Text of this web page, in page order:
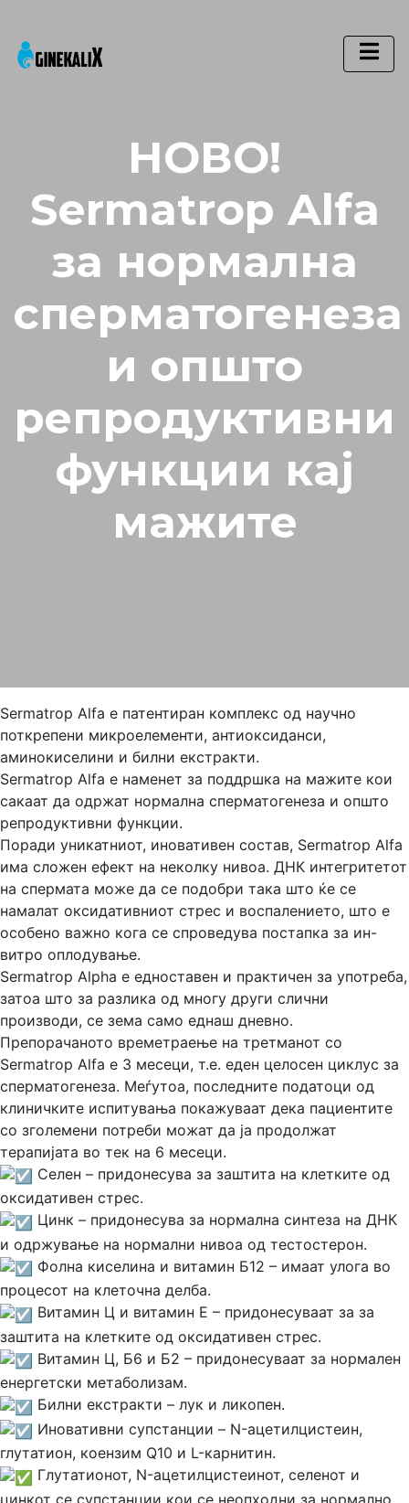
Main Navigation
НОВО!
Sermatrop Alfa
за нормална
сперматогенеза
и општо
репродуктивни
функции кај
мажите
Sermatrop Alfa е патентиран комплекс од научно
поткрепени микроелементи, антиоксиданси,
аминокиселини и билни екстракти.
Sermatrop Alfa е наменет за поддршка на мажите кои
сакаат да одржат нормална сперматогенеза и општо
репродуктивни функции.
Поради уникатниот, иновативен состав, Sermatrop Alfa
има сложен ефект на неколку нивоа. ДНК интегритетот
на спермата може да се подобри така што ќе се
намалат оксидативниот стрес и воспалението, што е
особено важно кога се спроведува постапка за ин-
витро оплодување.
Sermatrop Alpha е едноставен и практичен за употреба,
затоа што за разлика од многу други слични
производи, се зема само еднаш дневно.
Препорачаното времетраење на третманот со
Sermatrop Alfa е 3 месеци, т.е. еден целосен циклус за
сперматогенеза. Меѓутоа, последните податоци од
клиничките испитувања покажуваат дека пациентите
со зголемени потреби можат да ја продолжат
терапијата во тек на 6 месеци.
Селен – придонесува за заштита на клетките од
оксидативен стрес.
Цинк – придонесува за нормална синтеза на ДНК
и одржување на нормални нивоа од тестостерон.
Фолна киселина и витамин Б12 – имаат улога во
процесот на клеточна делба.
Витамин Ц и витамин Е – придонесуваат за за
заштита на клетките од оксидативен стрес.
Витамин Ц, Б6 и Б2 – придонесуваат за нормален
енергетски метаболизам.
Билни екстракти – лук и ликопен.
Иновативни супстанции – N-ацетилцистеин,
глутатион, коензим Q10 и L-карнитин.
Глутатионот, N-ацетилцистеинот, селенот и
цинкот се супстанции кои се неопходни за нормално